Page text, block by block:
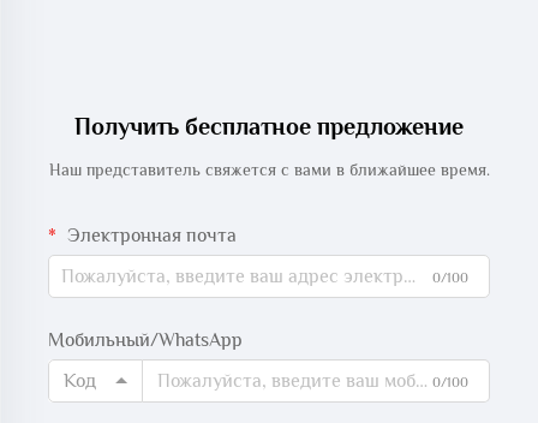
Получить бесплатное предложение
Наш представитель свяжется с вами в ближайшее время.
Электронная почта
0/100
Мобильный/WhatsApp
Код
0/100